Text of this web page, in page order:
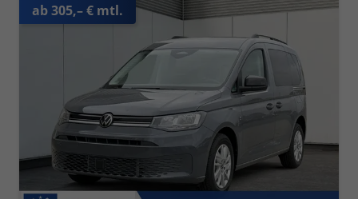
ab 305,– € mtl.